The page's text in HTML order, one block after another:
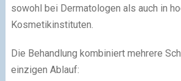
sowohl bei Dermatologen als auch in
Kosmetikinstituten.
Die Behandlung kombiniert mehrere
einzigen Ablauf: